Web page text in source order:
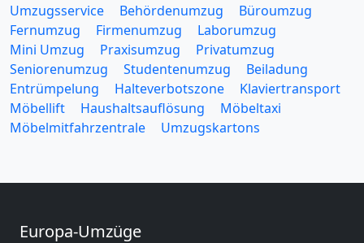
Umzugsservice Behördenumzug
Büroumzug
Fernumzug
Firmenumzug
Laborumzug
Mini Umzug
Praxisumzug
Privatumzug
Seniorenumzug
Studentenumzug
Beiladung
Entrümpelung
Halteverbotszone
Klaviertransport
Möbellift
Haushaltsauflösung
Möbeltaxi
Möbelmitfahrzentrale
Umzugskartons
Europa-Umzüge